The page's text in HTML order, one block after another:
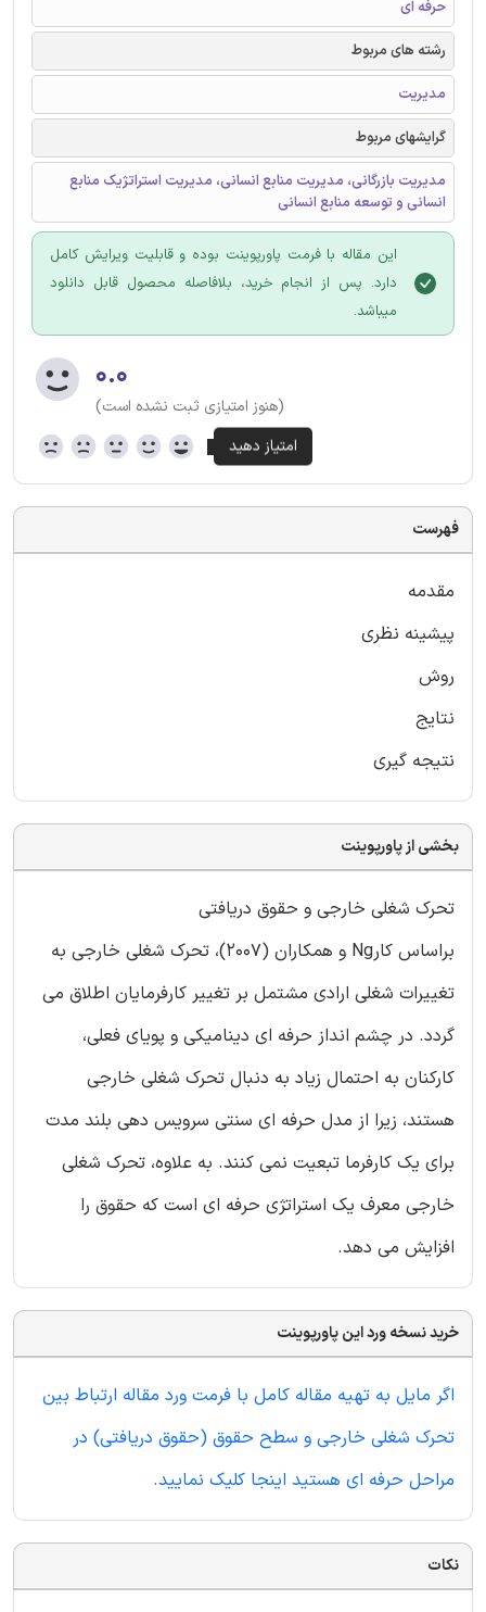
حرفه ای
رشته های مربوط
مدیریت
گرایشهای مربوط
مدیریت بازرگانی، مدیریت منابع انسانی، مدیریت استراتژیک منابع
انسانی و توسعه منابع انسانی
این مقاله با فرمت پاورپوینت بوده و قابلیت ویرایش کامل
دارد. پس از انجام خرید، بلافاصله محصول قابل دانلود
میباشد.
۰.۰
(هنوز امتیازی ثبت نشده است)
فهرست
مقدمه
پیشینه نظری
روش
نتایج
نتیجه گیری
بخشی از پاورپوینت
تحرک شغلی خارجی و حقوق دریافتی
براساس کارNg و همکاران (2007)، تحرک شغلی خارجی به
تغییرات شغلی ارادی مشتمل بر تغییر کارفرمایان اطلاق می
گردد. در چشم انداز حرفه ای دینامیکی و پویای فعلی،
کارکنان به احتمال زیاد به دنبال تحرک شغلی خارجی
هستند، زیرا از مدل حرفه ای سنتی سرویس دهی بلند مدت
برای یک کارفرما تبعیت نمی کنند. به علاوه، تحرک شغلی
خارجی معرف یک استراتژی حرفه ای است که حقوق را
افزایش می دهد.
خرید نسخه ورد این پاورپوینت
اگر مایل به تهیه مقاله کامل با فرمت ورد مقاله ارتباط بین
تحرک شغلی خارجی و سطح حقوق (حقوق دریافتی) در
مراحل حرفه ای هستید اینجا کلیک نمایید.
نکات